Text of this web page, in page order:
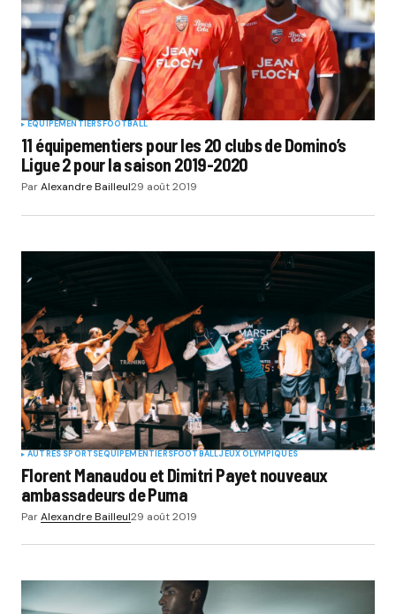
EQUIPEMENTIERS FOOTBALL
11 équipementiers pour les 20 clubs de Domino’s
Ligue 2 pour la saison 2019-2020
ParAlexandre Bailleul29 août 2019
AUTRES SPORTSEQUIPEMENTIERSFOOTBALLJEUX OLYMPIQUES
Florent Manaudou et Dimitri Payet nouveaux
ambassadeurs de Puma
ParAlexandre Bailleul29 août 2019